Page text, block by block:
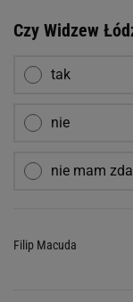
Czy Widzew
tak
nie
nie mam
Filip Macuda